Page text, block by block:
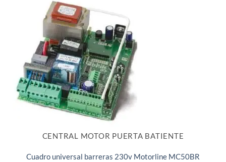
CENTRAL MOTOR PUERTA BATIENTE
Cuadro universal barreras 230v Motorline MC50BR